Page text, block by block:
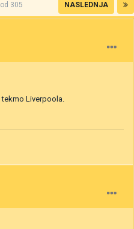
NASLEDNJA
305
Liverpoola.